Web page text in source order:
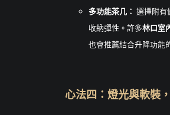
多功能茶几： 選擇附有
收納彈性。許多林口室
也會推薦結合升降功能
心法四：燈光與軟裝